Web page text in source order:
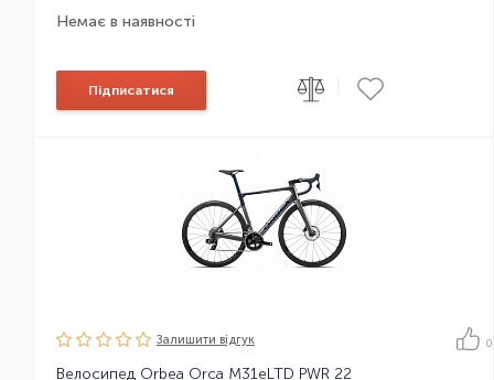
Немає в наявності
Підписатися
Залишити вiдгук 0
Велосипед Orbea Orca M31eLTD PWR 22